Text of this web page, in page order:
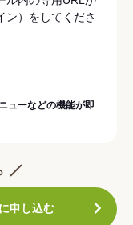
ン）をしてくださ
ューなどの機能が即
申し込む